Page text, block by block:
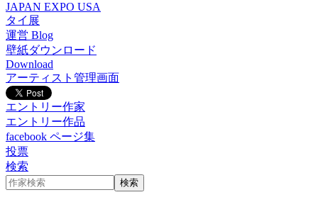
JAPAN EXPO USA
タイ展
運営 Blog
壁紙ダウンロード
Download
アーティスト管理画面
エントリー作家
エントリー作品
facebook ページ集
投票
検索